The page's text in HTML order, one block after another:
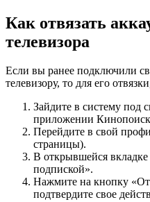
Как отвязать
телевизора
Если вы ранее подключили
телевизору, то для его
Зайдите в систему под
приложении Кинопоиск
Перейдите в свой
страницы).
В открывшейся
подпиской».
Нажмите на кнопку
подтвердите свое